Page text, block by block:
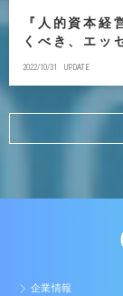
『人的資本経
くべき、エッ
2022/10/31 UPDATE
企業情報